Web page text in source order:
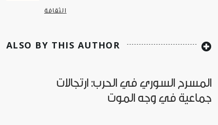
الثقافة
ALSO BY THIS AUTHOR
المسرح السوري في الحرب: ارتجالات
جماعية في وجه الموت